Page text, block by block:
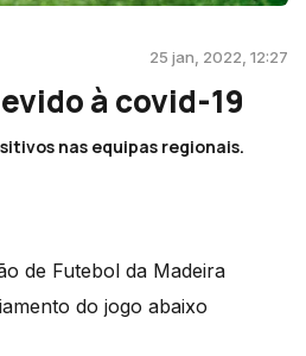
25 jan, 2022, 12:27
à covid-19
nas equipas regionais.
de Futebol da Madeira
do jogo abaixo